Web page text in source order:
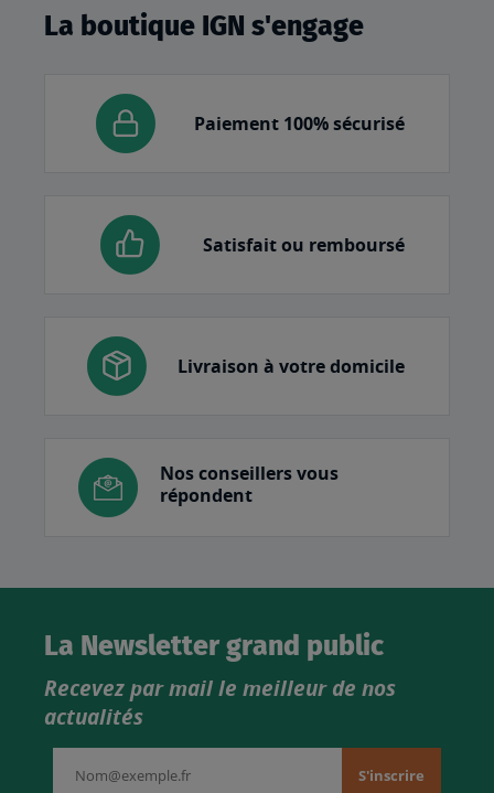
La boutique IGN s'engage
Paiement 100% sécurisé
Satisfait ou remboursé
Livraison à votre domicile
Nos conseillers vous
répondent
La Newsletter grand public
Recevez par mail le meilleur de nos
actualités